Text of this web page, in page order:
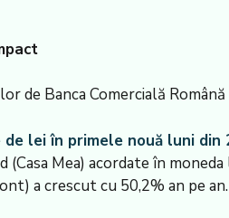
de Banca Comercială
lei în primele nouă luni
Mea) acordate în
a crescut cu 50,2% an pe an.